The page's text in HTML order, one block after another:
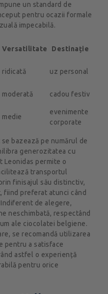
un standard de
pentru ocazii formale
impecabilă.
Versatilitate Destinație
ridicată uz personal
moderată cadou festiv
medie
evenimente
corporate
bazează pe numărul de
generozitatea cu
permite o
transportul
finisajul său distinctiv,
fiind preferat atunci când
de alegere,
neschimbată, respectând
ale ciocolatei belgiene.
se recomandă utilizarea
pentru a satisface
astfel o experiență
pentru orice